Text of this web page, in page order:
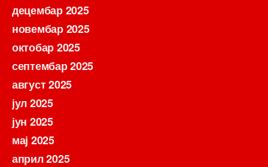
децембар 2025
новембар 2025
октобар 2025
септембар 2025
август 2025
јул 2025
јун 2025
мај 2025
април 2025